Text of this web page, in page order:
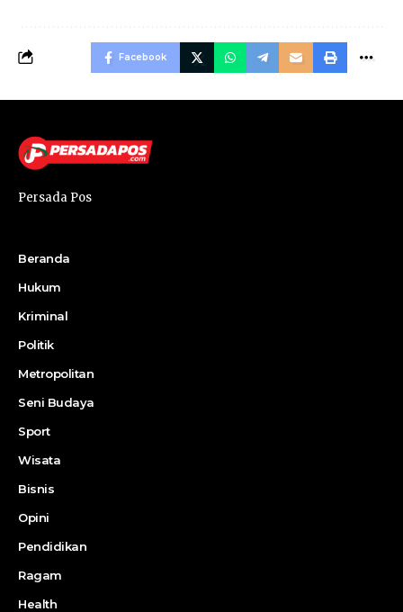
Facebook
Persada Pos
Beranda
Hukum
Kriminal
Politik
Metropolitan
Seni Budaya
Sport
Wisata
Bisnis
Opini
Pendidikan
Ragam
Health